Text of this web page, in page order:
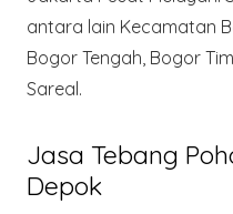
antara lain Kecamatan
Bogor Tengah, Bogor
Sareal.
Jasa Tebang
Depok